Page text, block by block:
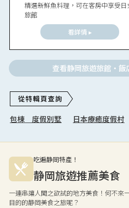
精選新鮮魚料理，可在客房中享受日
旅館
看詳情 ▸
查看静岡旅遊旅館・飯
包棟 度假別墅 日本療癒度假村
吃遍静岡特產！
静岡旅遊推薦美食
一連串讓人聞之欲試的地方美食！何不來
目的的静岡美食之旅呢？